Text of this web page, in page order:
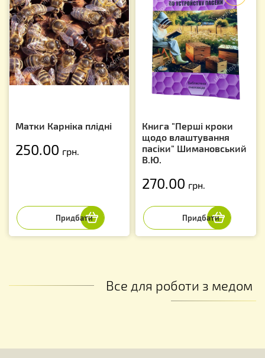
Матки Карніка плідні
250.00 грн.
Книга "Перші кроки
щодо влаштування
пасіки" Шимановський
В.Ю.
270.00 грн.
Все для роботи з медом